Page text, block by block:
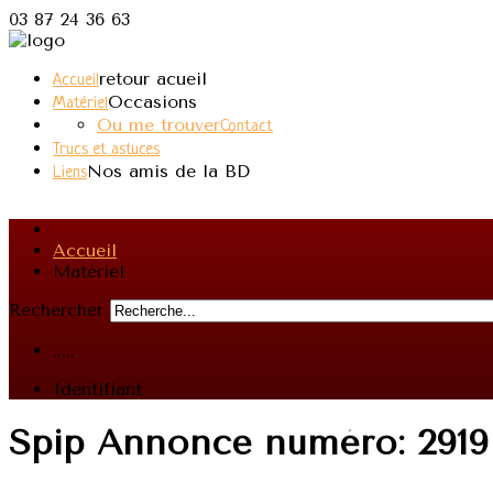
03 87 24 36 63
Accueilretour acueil
MatérielOccasions
Contact
Ou me trouver
Trucs et astuces
LiensNos amis de la BD
Accueil
Matériel
Rechercher
.....
Identifiant
Spip Annonce numéro: 2919